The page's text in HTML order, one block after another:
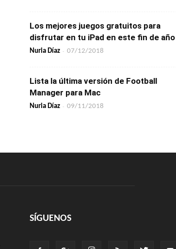
Los mejores juegos gratuitos para
disfrutar en tu iPad en este fin de año
Nuria Díaz - 07/12/2018
Lista la última versión de Football
Manager para Mac
Nuria Díaz - 09/11/2018
SÍGUENOS